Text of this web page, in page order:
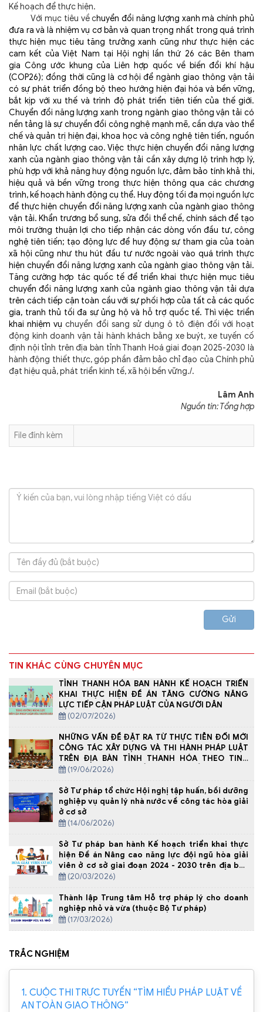
Kế hoạch để thực hiện.
Với mục tiêu về chuyển đổi năng lượng xanh mà chính phủ
đưa ra và là nhiệm vụ cơ bản và quan trọng nhất trong quá trình
thực hiện mục tiêu tăng trưởng xanh cũng như thực hiện các
cam kết của Việt Nam tại Hội nghị lần thứ 26 các Bên tham
gia Công ước khung của Liên hợp quốc về biến đổi khí hậu
(COP26);đồng thời cũng là cơ hội để ngành giao thông vận tải
có sự phát triển đồng bộ theo hướng hiện đại hóa và bền vững,
bắt kịp với xu thế và trình độ phát triển tiên tiến của thế giới.
Chuyển đổi năng lượng xanh trong ngành giao thông vận tải có
nền tảng là sự chuyển đổi công nghệ mạnh mẽ, cần dựa vào thể
chế và quản trị hiện đại, khoa học và công nghệ tiên tiến, nguồn
nhân lực chất lượng cao. Việc thực hiện chuyển đổi năng lượng
xanh của ngành giao thông vận tải cần xây dựng lộ trình hợp lý,
phù hợp với khả năng huy động nguồn lực, đảm bảo tính khả thi,
hiệu quả và bền vững trong thực hiện thông qua các chương
trình, kế hoạch hành động cụ thể. Huy động tối đa mọi nguồn lực
để thực hiện chuyển đổi năng lượng xanh của ngành giao thông
vận tải. Khẩn trương bổ sung, sửa đổi thể chế, chính sách để tạo
môi trường thuận lợi cho tiếp nhận các dòng vốn đầu tư, công
nghệ tiên tiến; tạo động lực để huy động sự tham gia của toàn
xã hội cũng như thu hút đầu tư nước ngoài vào quá trình thực
hiện chuyển đổi năng lượng xanh của ngành giao thông vận tải.
Tăng cường hợp tác quốc tế để triển khai thực hiện mục tiêu
chuyển đổi năng lượng xanh của ngành giao thông vận tải dựa
trên cách tiếp cận toàn cầu với sự phối hợp của tất cả các quốc
gia, tranh thủ tối đa sự ủng hộ và hỗ trợ quốc tế. Thì việc triển
khai nhiệm vụchuyển đổi sang sử dụng ô tô điện đối với hoạt
động kinh doanh vận tải hành khách bằng xe buýt, xe tuyến cố
định nội tỉnh trên địa bàn tỉnh Thanh Hoá giai đoạn 2025-2030 là
hành động thiết thực, góp phần đảm bảo chỉ đạo của Chính phủ
đạt hiệu quả, phát triển kinh tế, xã hội bền vững./.
Lâm Anh
Nguồn tin: Tổng hợp
File đính kèm
Gửi
TIN KHÁC CÙNG CHUYÊN MỤC
TỈNH THANH HÓA BAN HÀNH KẾ HOẠCH TRIỂN
KHAI THỰC HIỆN ĐỀ ÁN TĂNG CƯỜNG NĂNG
LỰC TIẾP CẬN PHÁP LUẬT CỦA NGƯỜI DÂN
(02/07/2026)
NHỮNG VẤN ĐỀ ĐẶT RA TỪ THỰC TIỄN ĐỔI MỚI
CÔNG TÁC XÂY DỰNG VÀ THI HÀNH PHÁP LUẬT
TRÊN ĐỊA BÀN TỈNH THANH HÓA THEO TINH
THẦN NGHỊ QUYẾT SỐ 66-NQ/TW CỦA BỘ CHÍNH
(19/06/2026)
Sở Tư pháp tổ chức Hội nghị tập huấn, bồi dưỡng
nghiệp vụ quản lý nhà nước về công tác hòa giải
ở cơ sở
(14/06/2026)
Sở Tư pháp ban hành Kế hoạch triển khai thực
hiện Đề án Nâng cao năng lực đội ngũ hòa giải
viên ở cơ sở giai đoạn 2024 - 2030 trên địa bàn
tỉnh Thanh Hóa năm 2026
(20/03/2026)
Thành lập Trung tâm Hỗ trợ pháp lý cho doanh
nghiệp nhỏ và vừa (thuộc Bộ Tư pháp)
(17/03/2026)
TRẮC NGHIỆM
1. CUỘC THI TRỰC TUYẾN “TÌM HIỂU PHÁP LUẬT VỀ
AN TOÀN GIAO THÔNG”